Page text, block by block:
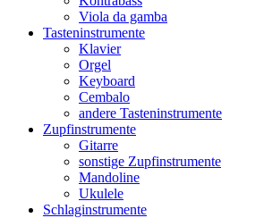
Viola da gamba
Tasteninstrumente
Klavier
Orgel
Keyboard
Cembalo
andere Tasteninstrumente
Zupfinstrumente
Gitarre
sonstige Zupfinstrumente
Mandoline
Ukulele
Schlaginstrumente